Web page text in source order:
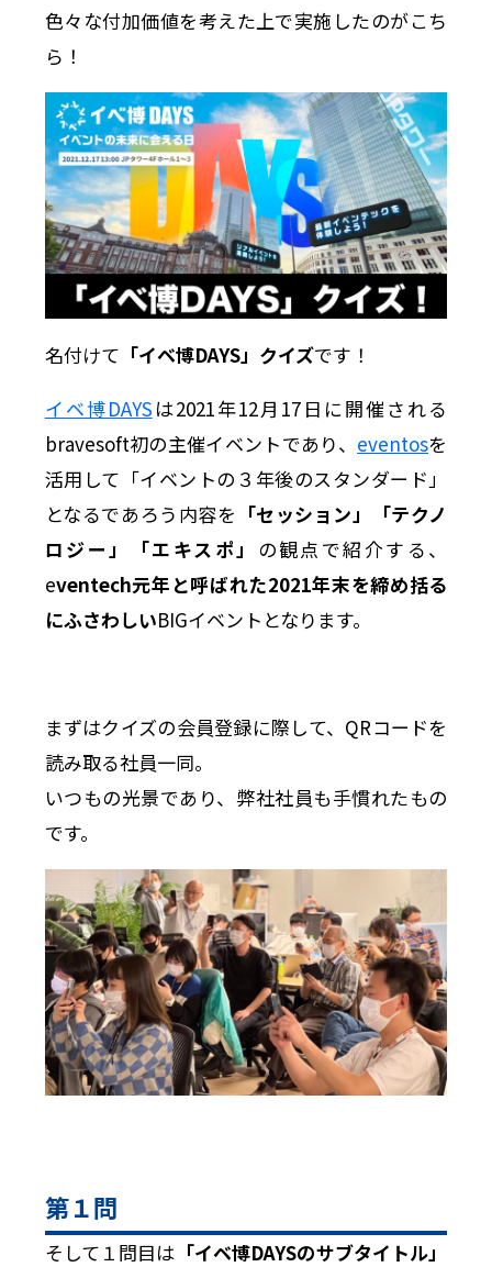
色々な付加価値を考えた上で実施したのがこち
ら！
名付けて 「イベ博DAYS」クイズです！
イベ博DAYS は2021年12月17日に開催される
bravesoft初の主催イベントであり、 eventosを
活用して「イベントの３年後のスタンダード」
となるであろう内容を 「セッション」「テクノ
ロジー」「エキスポ」 の観点で紹介する、
eventech元年と呼ばれた2021年末を締め括る
にふさわしいBIGイベントとなります。
まずはクイズの会員登録に際して、QRコードを
読み取る社員一同。
いつもの光景であり、弊社社員も手慣れたもの
です。
第１問
そして１問目は 「イベ博DAYSのサブタイトル」